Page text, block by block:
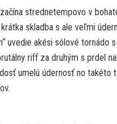
strednetempovo v
skladba s ale veľmi
uvedie akési sólové
riff za druhým s prdel
umelú údernosť no